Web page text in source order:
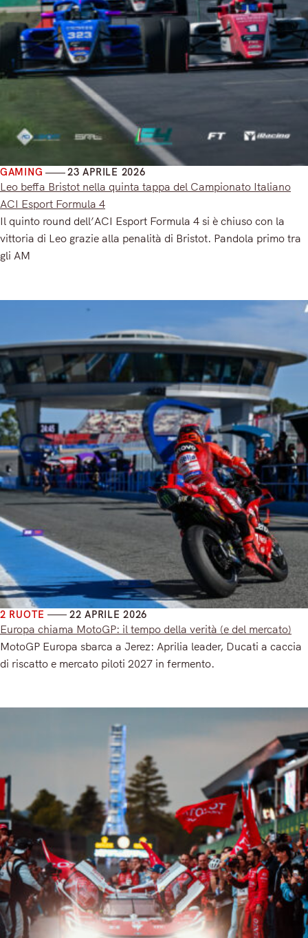
GAMING 23 APRILE 2026
Leo beffa Bristot nella quinta tappa del Campionato Italiano
ACI Esport Formula 4
Il quinto round dell’ACI Esport Formula 4 si è chiuso con la
vittoria di Leo grazie alla penalità di Bristot. Pandola primo tra
gli AM
2 RUOTE 22 APRILE 2026
Europa chiama MotoGP: il tempo della verità (e del mercato)
MotoGP Europa sbarca a Jerez: Aprilia leader, Ducati a caccia
di riscatto e mercato piloti 2027 in fermento.